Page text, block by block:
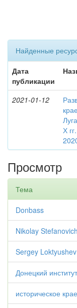
Найденные
Дата
публикации
2021-01-12
Х
Просмотр
Тема
Donbass
Nikolay Stefanovich
Sergey Loktyushev
Донецкий
историческое